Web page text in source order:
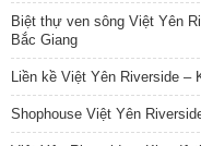
Biệt thự ven sông Việt Yên
Bắc Giang
Liền kề Việt Yên Riverside –
Shophouse Việt Yên